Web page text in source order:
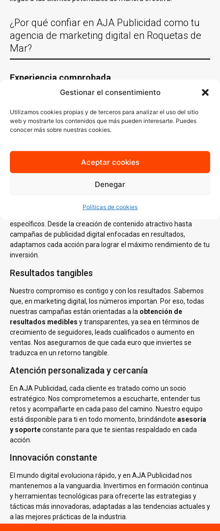
Gestionar el consentimiento
Utilizamos cookies propias y de terceros para analizar el uso del sitio
web y mostrarte los contenidos que más pueden interesarte. Puedes
conocer más sobre nuestras cookies.
Aceptar cookies
Denegar
Políticas de cookies
¿Por qué confiar en AJA Publicidad como tu
agencia de marketing digital en Roquetas de
Mar?
Experiencia comprobada
Con más de 30 años de experiencia trabajando con empresas de
equipo de especialistas en distintas áreas delmarketing digital
conocemos lo que funciona y sabemos cómo aplicarlo en cada
Estrategias personalizadas
Cada estrategia que diseñamos se basa en un
específicos. Desde la creación de contenido atractivo hasta
campañas de publicidad digital enfocadas en resultados,
adaptamos cada acción para lograr el máximo rendimiento de tu
inversión.
Resultados tangibles
Nuestro compromiso es contigo y con los resultados. Sabemos
que, en marketing digital, los números importan. Por eso, todas
nuestras campañas están orientadas a la obtención de
resultados medibles y transparentes, ya sea en términos de
crecimiento de seguidores, leads cualificados o aumento en
ventas. Nos aseguramos de que cada euro que inviertes se
traduzca en un retorno tangible.
Atención personalizada y cercanía
En AJA Publicidad, cada cliente es tratado como un socio
estratégico. Nos comprometemos a escucharte, entender tus
retos y acompañarte en cada paso del camino. Nuestro equipo
está disponible para ti en todo momento, brindándote asesoría
y soporteconstante para que te sientas respaldado en cada
acción.
Innovación constante
El mundo digital evoluciona rápido, y en AJA Publicidad nos
mantenemos a la vanguardia. Invertimos en formación continua
y herramientas tecnológicas para ofrecerte las estrategias y
tácticas más innovadoras, adaptadas a las tendencias actuales y
a las mejores prácticas de la industria.